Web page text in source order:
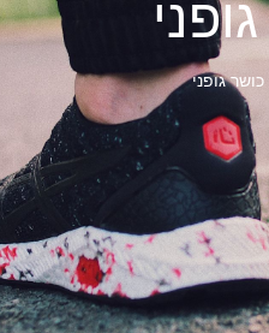
כושר גופני